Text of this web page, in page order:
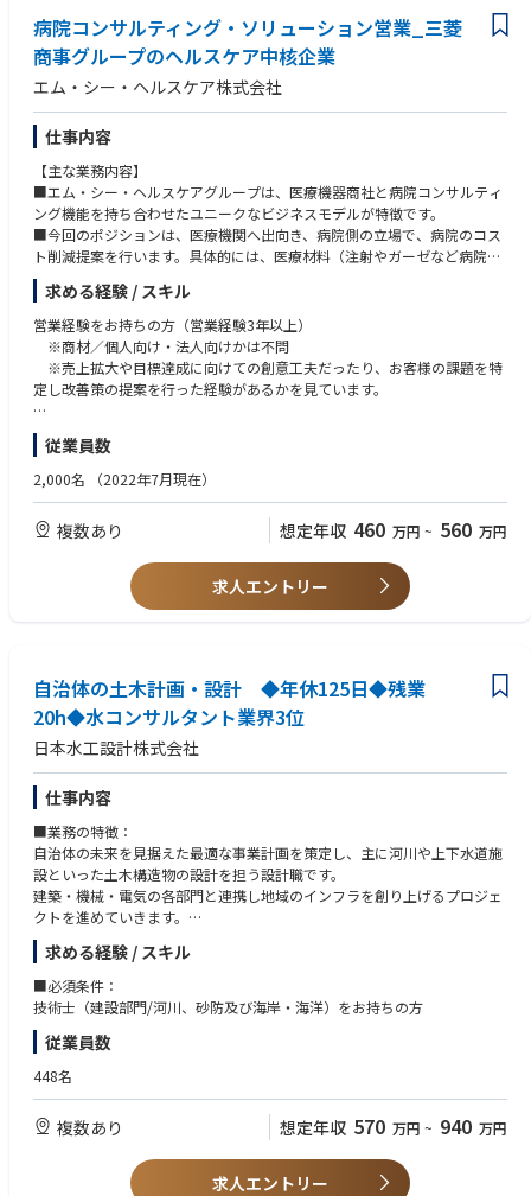
をモットーに、①変革のデザイン、②変革の具体化・実行、③変革のマネ
ジメントを価値として提供しています。
これらの価値を提供し実現していくために最も重要な要素は「人」です。
我々が素晴らしいチームを作っていくためには、想いを持った優秀な人財
が欠かせません。我々が目指す世界観に共感していただける方と仲間にな
り、チームとしての価値を最大化していきたいと考えています。同時に、
個人としてのキャリア実現も我々は大切にしています。一人一人のキャリ
ア観や価値観を確認しながら、一人一人がキャリアを実現しながら活き活
きと働ける活躍の環境を提供していきます。我々の会社には「手を挙げる
と機会が生まれる」というカルチャーが根付いており、様々なチャレンジ
が可能な環境となっています。
加えて、東京、東海、西日本の3つのエリアでサービス提供していること
も事業部の特徴です。社会課題化する日本のサステナビリティの解決を本
気で考えたとき、「地域が元気であること」は欠かせない要素です。
いる可能性を信じ」、地域創生に貢献する、地域で裁量を持って働くこと
で個人の成長に寄与する、ということを実現していきたいと考えていま
す。
地域を活性化するためには、民間企業だけではなく自治体や教育機関との
共創が必要となりますので、我々の事業を通じて我々がハブとなって産・
官・学の連携を推進しています。
※部門活動
部門メンバの実現したい事（活動）を組織活動に取り込み積極的に支援
・ダイバーシティ推進活動
・地域NPO法人支援活動
・地域ITコミュニティ参加による地域創生活動
・大学連携による新サービス研究
・Well Being推進活動 など
ご入社後半年～1年程度は基本的なコンサルワークを身に着けていただく
ため、LTSメンバのいるプロジェクトで経験を積んでいただきます。半年〜
2・3年を目安にプロジェクト内の個人に割り振られた領域において、タス
クの計画、実行、クロージングを完遂していただきます。2・3年目以降を
目安に、コンサルタントとして複数のプロジェクトを経験しながら、小規
模チームのリード等を経験し、マネージャーとしてチームを率いる役割を
担えるように成長していくことができます。
（ご経験やスキルによってその方に最適と考えられるフォロー・アサイン
を行います。）
提案/導入を行っています。週1-3回は出社してチーム内でのコミュニケー
ションの活性化をしていますが、勤務場所が離れているメンバーとはTea
msでコミュニケーションをとりながら、みんなで協力し合い業務を遂行し
ています。
【入社後のキャリアパス】
複数案件をマネージメントするPMとして顧客折衝と事業領域拡大のため
の案件創出と提案を行えるセールスエンジニアとしてのキャリア形成を想
定。
【本ポジションの魅力】
・お客様の業務について知識が身に付き強みとなるデータ利活用等による
ＤＸ化を経験する事によりノウハウが身につく
・クラウドネイティブ、DevOpsなど近年の注目されてている技術や方法
論でのシステム開発プロセスを習得できる
・グループ会社への横展会による提案、案件化、導入と一連の流れを経験
でき、自身で案件を取りに行くことができる。
※在宅勤務／フレックス：週1～３回は支店もしくはお客様先へ出社、在
宅勤務週に2回程度の予定。但しプロジェクト状況により変動あり。
病院コンサルティング・ソリューション営業_三菱
商事グループのヘルスケア中核企業
エム・シー・ヘルスケア株式会社
仕事内容
【主な業務内容】
■エム・シー・ヘルスケアグループは、医療機器商社と病院コンサルティ
ング機能を持ち合わせたユニークなビジネスモデルが特徴です。
■今回のポジションは、医療機関へ出向き、病院側の立場で、病院のコス
ト削減提案を行います。具体的には、医療材料（注射やガーゼなど病院で
使用される材料など）や、医薬品の調達代行や在庫管理を行います。
■エム・シー・ヘルスケア社で共同購入した材料を展開したり、在庫管理
を行い院内の物品管理を効率化したりと、病院のモノ・カネの管理（その
運営にあたるパートの方の管理も含む）をお任せします。
■病院の経営コスト削減のために、医療機関向けに提案資料の作成及び提
案を実施頂くこともあります。
■相対する方は、病院内の看護師や薬剤師、事務局長、そしてドクターで
にありますので、意向を確認し、コストとのバランスを鑑みて改善提案し
ていくことが肝となります。
■1つの医療機関につき、営業担当は1名、実務サポート（パートの女性）
が3~10名程います。大規模な医療機関の場合は、営業担当2~3名で担当す
る場合もあります。
【ポジションの魅力】
・病院コンサルティングを担う企業の中で、各病院との取引は業界トップ
・病院の院長や経営層と方々との商談機会もございます。
【医療業界未経験でもＯK】
中途入社者の割合も高く、ほぼ全員の中途入社者が医療業界未経験！
※例：個人営業、車のディーラーや家電量販店の店長など様々です。
・基本的にOJTにて現場を学んでいただきます。先輩社員がインストラク
ターとして付いて、丁寧にサポートしていきます。
まず2~3年程度を目途に医療材料の知識や医療現場に慣れていただき、
その後に各機器メーカーやディーラーとの価格交渉や、ドクターや看護師
長へのコスト削減提案などのコンサルティング業務に挑戦いただく事を期
待しています。
充実の制度
・長く安心して働いていただくために、福利厚生が充実しております。
・入社時研修・入社3ケ月後の研修で社内の業務内容の理解も深まりま
す。階層別研修も充実しておりますので、働きながら成長する事が可能で
す。
・社内公募制度により、グループをまたがり、異なる職種への異動も可能
です。実際に営業職からマーケティング職に挑戦したり、人事や企画広報
にキャリアチェンジした社員も多数おります。
求める経験 / スキル
営業経験をお持ちの方（営業経験3年以上）
※商材／個人向け・法人向けかは不問
※売上拡大や目標達成に向けての創意工夫だったり、お客様の課題を特
定し改善策の提案を行った経験があるかを見ています。
または
・在庫管理や売上管理等の店舗管理に関する経験をお持ちの方（販売サー
イザー等の経験をお持ちの方）
・医療業界のご経験をお持ちの方
・顧客志向の方（顧客の為になる提案をしたい、顧客からの感謝にやりが
いを感じる等）
・社会常識のある方。
・明るく前向きに仕事に取り組める方。
従業員数
2,000名 （2022年7月現在）
複数あり 想定年収 460 万円 ~ 560 万円
求人エントリー
自治体の土木計画・設計 ◆年休125日◆残業
20h◆水コンサルタント業界3位
日本水工設計株式会社
仕事内容
■業務の特徴：
自治体の未来を見据えた最適な事業計画を策定し、主に河川や上下水道施
設といった土木構造物の設計を担う設計職です。
建築・機械・電気の各部門と連携し地域のインフラを創り上げるプロジェ
クトを進めていきます。
【変更の範囲：会社の定める業務】
■具体的には：
・河川、上下水道事業に関する調査・計画・設計業務
想定。汚水量や水道使用量を予測し、最適な計画を策定
・設計：策定された計画を基に下水処理場やポンプ場、浄水場の設計。ま
た、下水道の管路設計や水道管の配管設計も担当
・自治体の上下水道の事業運営支援 など
※出張もございますが、基本的には日帰りや1泊程度が多いです
求める経験 / スキル
■必須条件：
技術士（建設部門/河川、砂防及び海岸・海洋）をお持ちの方
従業員数
448名
複数あり 想定年収 570 万円 ~ 940 万円
求人エントリー